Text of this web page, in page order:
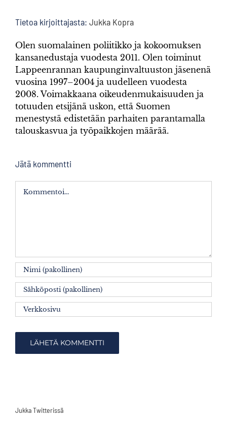
Tietoa kirjoittajasta: Jukka Kopra
Olen suomalainen poliitikko ja kokoomuksen
kansanedustaja vuodesta 2011. Olen toiminut
Lappeenrannan kaupunginvaltuuston jäsenenä
vuosina 1997–2004 ja uudelleen vuodesta
2008. Voimakkaana oikeudenmukaisuuden ja
totuuden etsijänä uskon, että Suomen
menestystä edistetään parhaiten parantamalla
talouskasvua ja työpaikkojen määrää.
Jätä kommentti
Kommentti
Jukka Twitterissä